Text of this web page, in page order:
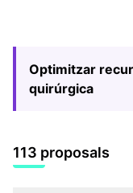
Optimitzar
quirúrgica
113 proposals